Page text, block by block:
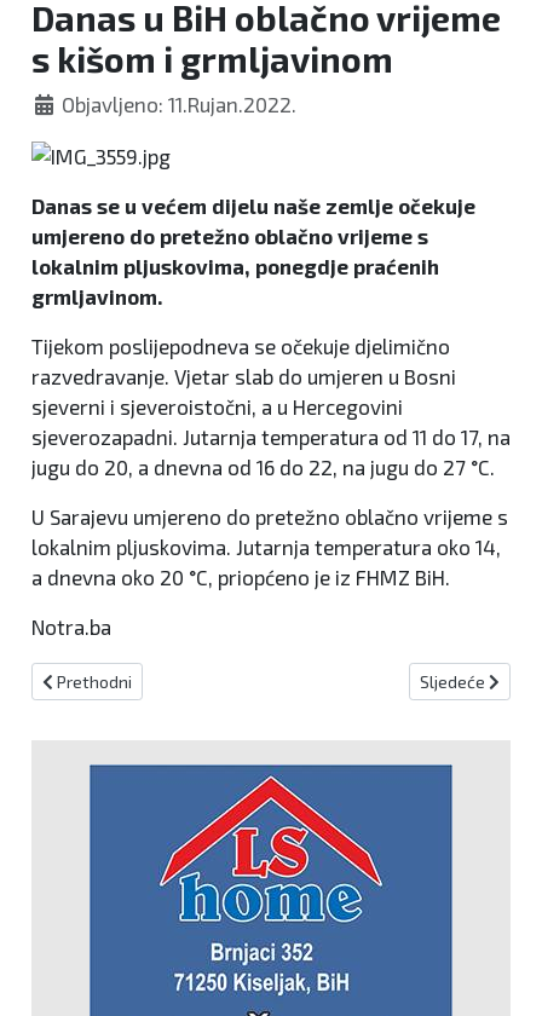
Danas u BiH oblačno vrijeme
s kišom i grmljavinom
Objavljeno: 11.Rujan.2022.
Danas se u većem dijelu naše zemlje očekuje
umjereno do pretežno oblačno vrijeme s
lokalnim pljuskovima, ponegdje praćenih
grmljavinom.
Tijekom poslijepodneva se očekuje djelimično
razvedravanje. Vjetar slab do umjeren u Bosni
sjeverni i sjeveroistočni, a u Hercegovini
sjeverozapadni. Jutarnja temperatura od 11 do 17, na
jugu do 20, a dnevna od 16 do 22, na jugu do 27 °C.
U Sarajevu umjereno do pretežno oblačno vrijeme s
lokalnim pljuskovima. Jutarnja temperatura oko 14,
a dnevna oko 20 °C, priopćeno je iz FHMZ BiH.
Notra.ba
Prethodni članak: BIHAMK: Prometuje se po vlažnom kolniku,
Prethodni Sljedeći
Sljedeće